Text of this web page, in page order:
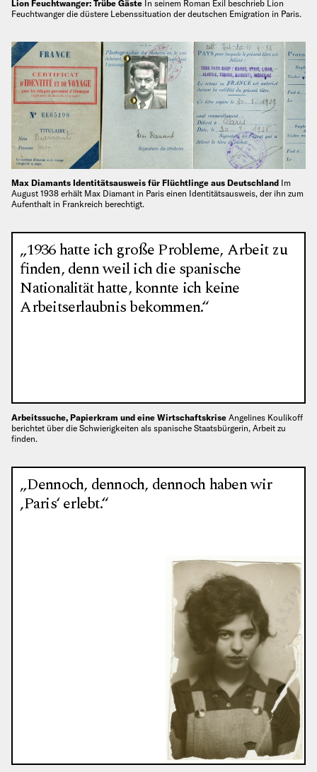
Lion Feuchtwanger: Trübe Gäste In seinem Roman Exil beschrieb Lion
Feuchtwanger die düstere Lebenssituation der deutschen Emigration in Paris.
Max Diamants Identitätsausweis für Flüchtlinge aus Deutschland Im
August 1938 erhält Max Diamant in Paris einen Identitätsausweis, der ihn zum
Aufenthalt in Frankreich berechtigt.
„1936 hatte ich große Probleme, Arbeit zu
finden, denn weil ich die spanische
Nationalität hatte, konnte ich keine
Arbeitserlaubnis bekommen.“
Arbeitssuche, Papierkram und eine Wirtschaftskrise Angelines Koulikoff
berichtet über die Schwierigkeiten als spanische Staatsbürgerin, Arbeit zu
finden.
„Dennoch, dennoch, dennoch haben wir
‚Paris‘ erlebt.“